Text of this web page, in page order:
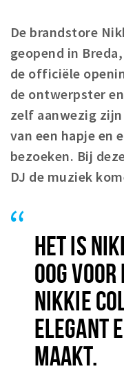
Winkelgebieden
Parkeren
Bezienswaardigheden
Musea, theaters &
Uitjes & activiteiten
Natuurgebieden
Baroniepoorten
Sport
Privacy
Inloggen
De brandstore
geopend in
de officiële
de ontwerpster
zelf aanwezig
van een hapje en
bezoeken. Bij
DJ de muziek
HET IS
OOG
NIKKIE
ELEGANT
MAAKT.